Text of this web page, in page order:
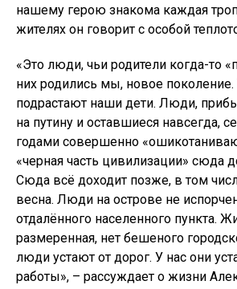
нашему герою знакома каждая
жителях он говорит с особой
«Это люди, чьи родители когда-то
них родились мы, новое
подрастают наши дети. Люди,
на путину и оставшиеся навсегда,
годами совершенно
«черная часть цивилизации» сюда
Сюда всё доходит позже, в том
весна. Люди на острове не
отдалённого населенного пункта.
размеренная, нет бешеного
люди устают от дорог. У нас они
работы», – рассуждает о жизни